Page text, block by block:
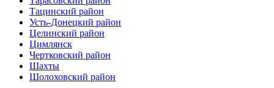
Тацинский район
Усть-Донецкий район
Целинский район
Цимлянск
Чертковский район
Шахты
Шолоховский район